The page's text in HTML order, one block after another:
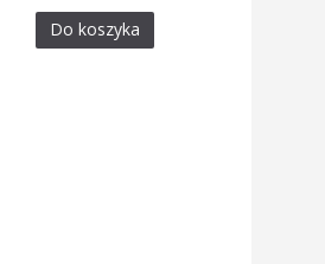
Do koszyka